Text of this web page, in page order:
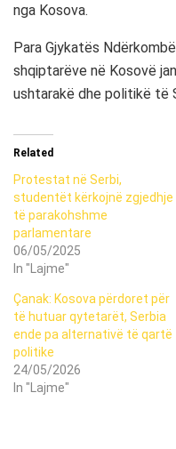
nga Kosova.
Para Gjykatës
shqiptarëve në Kosovë
ushtarakë dhe politikë të
Related
Protestat në Serbi,
studentët kërkojnë zgjedhje
të parakohshme
parlamentare
06/05/2025
In "Lajme"
Çanak: Kosova përdoret për
të hutuar qytetarët, Serbia
ende pa alternativë të qartë
politike
24/05/2026
In "Lajme"